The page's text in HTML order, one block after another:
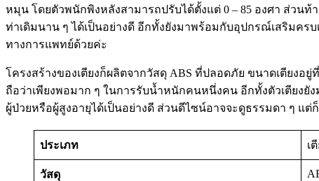
หมุน โดยตัวพนักพิงหลังสามารถปรับได้ตั้งแต่ 0 – 85 องศา ส่วนท้
ท่าเดิมนาน ๆ ได้เป็นอย่างดี อีกทั้งยังมาพร้อมกับอุปกรณ์เสริมคร
ทางการแพทย์ด้วยค่ะ
โครงสร้างของเตียงก็ผลิตจากวัสดุ ABS ที่ปลอดภัย ขนาดเตียงอยู่
ถือว่าเพียงพอมาก ๆ ในการรับน้ำหนักคนหนึ่งคน อีกทั้งตัวเตียง
ผู้ป่วยหรือผู้สูงอายุได้เป็นอย่างดี ส่วนดีไซน์อาจจะดูธรรมดา ๆ แ
ประเภท เ
วัสดุ